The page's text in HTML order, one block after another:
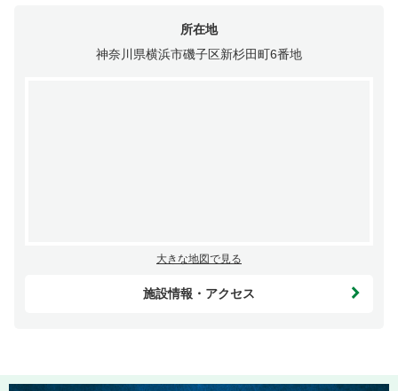
所在地
神奈川県横浜市磯子区新杉田町6番地
大きな地図で見る
施設情報・アクセス